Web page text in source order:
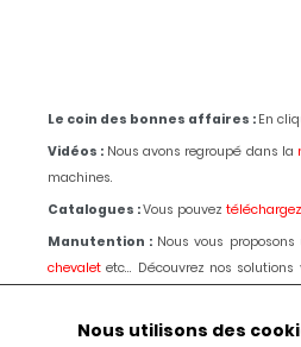
Le coin des bonnes affaires : En
Vidéos : Nous avons regroupé dans la
machines.
Catalogues :Vous pouvez
Manutention : Nous vous
chevaletetc... Découvrez nos
Outillages : Pour la marbrerie de
Nous utilisons des